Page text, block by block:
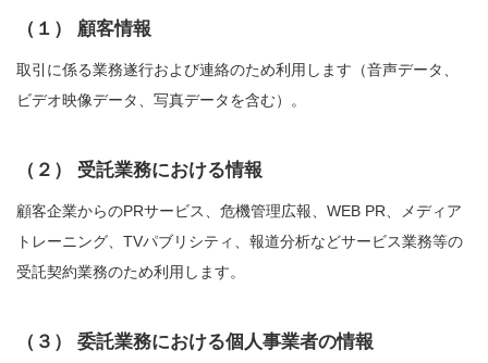
（１） 顧客情報
取引に係る業務遂行および連絡のため利用します（音声データ、
ビデオ映像データ、写真データを含む）。
（２） 受託業務における情報
顧客企業からのPRサービス、危機管理広報、WEB PR、メディア
トレーニング、TVパブリシティ、報道分析などサービス業務等の
受託契約業務のため利用します。
（３） 委託業務における個人事業者の情報